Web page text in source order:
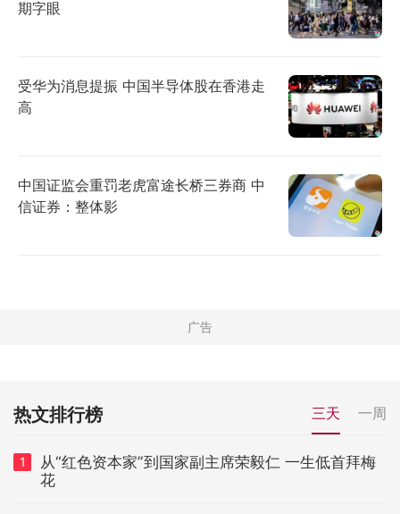
期字眼
受华为消息提振 中国半导体股在香港走
高
中国证监会重罚老虎富途长桥三券商 中
信证券：整体影
热文排行榜 三天 一周
1
从“红色资本家”到国家副主席荣毅仁 一生低首拜梅
花